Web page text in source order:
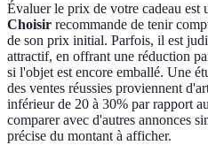
Évaluer le prix de votre cadeau est
Choisir recommande de tenir
de son prix initial. Parfois, il est
attractif, en offrant une réduction
si l'objet est encore emballé. Une
des ventes réussies proviennent
inférieur de 20 à 30% par rapport
comparer avec d'autres annonces
précise du montant à afficher.